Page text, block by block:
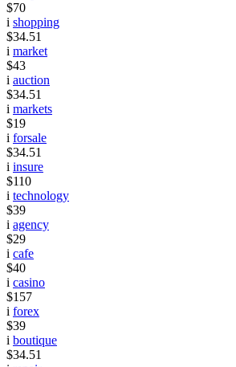
$70
i shopping
$34.51
i market
$43
i auction
$34.51
i markets
$19
i forsale
$34.51
i insure
$110
i technology
$39
i agency
$29
i cafe
$40
i casino
$157
i forex
$39
i boutique
$34.51